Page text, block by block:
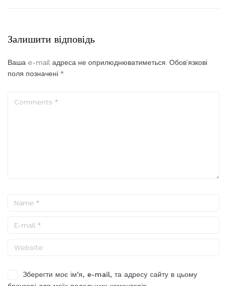
Залишити відповідь
Ваша e-mail адреса не оприлюднюватиметься. Обов’язкові
поля позначені *
Зберегти моє ім'я, e-mail, та адресу сайту в цьому